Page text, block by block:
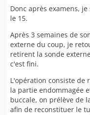
Donc après examens,
le 15.
Après 3 semaines de
externe du coup, je
retirent la sonde
c'est fini.
L'opération consiste de
la partie endommagée
buccale, on prélève de
afin de reconstituer le